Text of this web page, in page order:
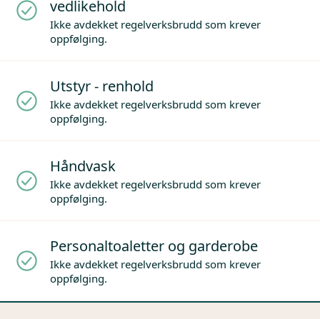
vedlikehold
Ikke avdekket regelverksbrudd som krever
oppfølging.
Utstyr - renhold
Ikke avdekket regelverksbrudd som krever
oppfølging.
Håndvask
Ikke avdekket regelverksbrudd som krever
oppfølging.
Personaltoaletter og garderobe
Ikke avdekket regelverksbrudd som krever
oppfølging.